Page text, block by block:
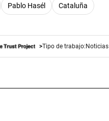
Pablo Hasél Cataluña
Tipo de trabajo: Noticias